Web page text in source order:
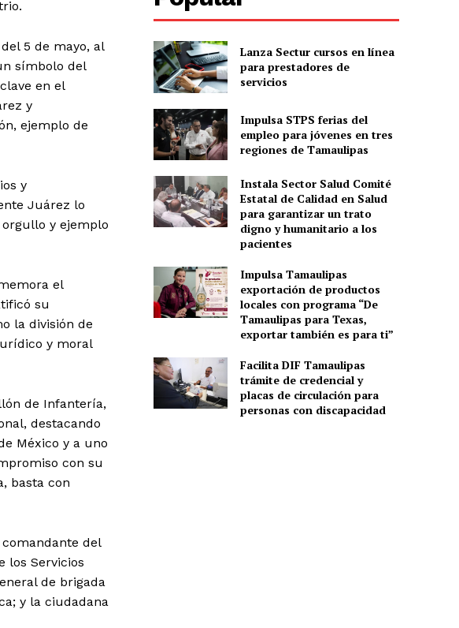
5 de mayo, al
símbolo del
en el
y
ejemplo de
y
Juárez lo
y ejemplo
el
su
la división de
y moral
de Infantería,
destacando
México y a uno
con su
basta con
del
los Servicios
de brigada
y la ciudadana
Lanza Sectur cursos en línea
para prestadores de
servicios
Impulsa STPS ferias del
empleo para jóvenes en tres
regiones de Tamaulipas
Instala Sector Salud Comité
Estatal de Calidad en Salud
para garantizar un trato
digno y humanitario a los
pacientes
Impulsa Tamaulipas
exportación de productos
locales con programa “De
Tamaulipas para Texas,
exportar también es para ti”
Facilita DIF Tamaulipas
trámite de credencial y
placas de circulación para
personas con discapacidad